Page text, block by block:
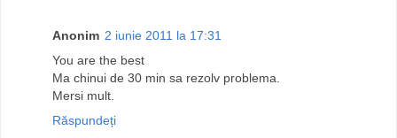
Anonim 2 iunie 2011 la 17:31
You are the best
Ma chinui de 30 min sa rezolv problema.
Mersi mult.
Răspundeți